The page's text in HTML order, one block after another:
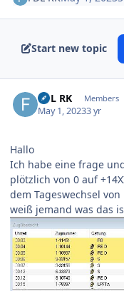
Start new topic
FDL RK Members
May 1, 20233 yr
Hallo
Ich habe eine frage
plötzlich von 0 auf
dem Tageswechsel
weiß jemand was das